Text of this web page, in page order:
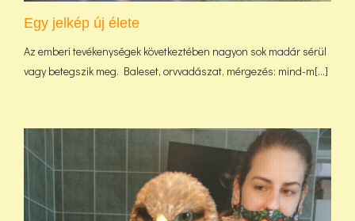
Egy jelkép új élete
Az emberi tevékenységek következtében nagyon sok madár sérül
vagy betegszik meg. Baleset, orvvadászat, mérgezés: mind-m[...]